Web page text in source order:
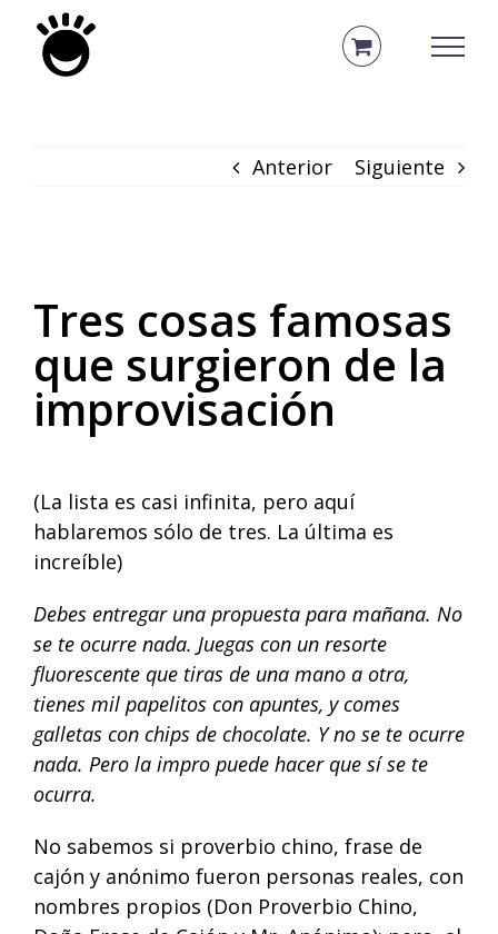
Saltar
contenido
Anterior Siguiente
Tres cosas famosas
que surgieron de la
improvisación
(La lista es casi infinita, pero aquí
hablaremos sólo de tres. La última es
increíble)
Debes entregar una propuesta para mañana. No
se te ocurre nada. Juegas con un resorte
fluorescente que tiras de una mano a otra,
tienes mil papelitos con apuntes, y comes
galletas con chips de chocolate. Y no se te ocurre
nada. Pero la impro puede hacer que sí se te
ocurra.
No sabemos si proverbio chino, frase de
cajón y anónimo fueron personas reales, con
nombres propios (Don Proverbio Chino,